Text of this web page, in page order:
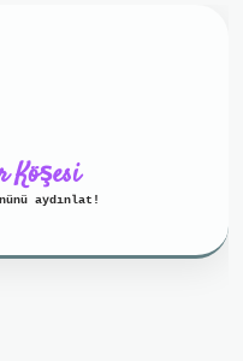
Politikası
aydınlat!